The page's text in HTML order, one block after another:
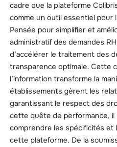
cadre que la plateforme
comme un outil essentiel pour
Pensée pour simplifier et
administratif des demandes
d’accélérer le traitement des
transparence optimale. Cette
l’information transforme la
établissements gèrent les
garantissant le respect des
cette quête de performance,
comprendre les spécificités
cette plateforme. De la